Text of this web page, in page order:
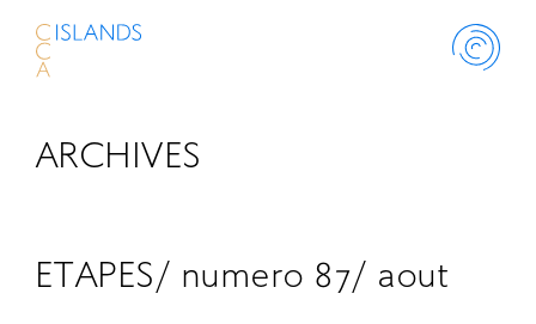
ABOUT
ARCHIVES
ETAPES/ numero 87/ aout